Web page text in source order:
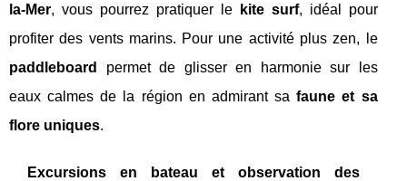
la-Mer, vous pourrez pratiquer le kite surf, idéal pour
profiter des vents marins. Pour une activité plus zen, le
paddleboard
permet de glisser en harmonie sur les
eaux calmes de la région en admirant safaune et sa
flore uniques.
Excursions en bateau et observation des